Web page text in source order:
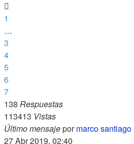
1
…
3
4
5
6
7
138 Respuestas
113413 Vistas
Último mensajepormarco santiago
27 Abr 2019, 02:40